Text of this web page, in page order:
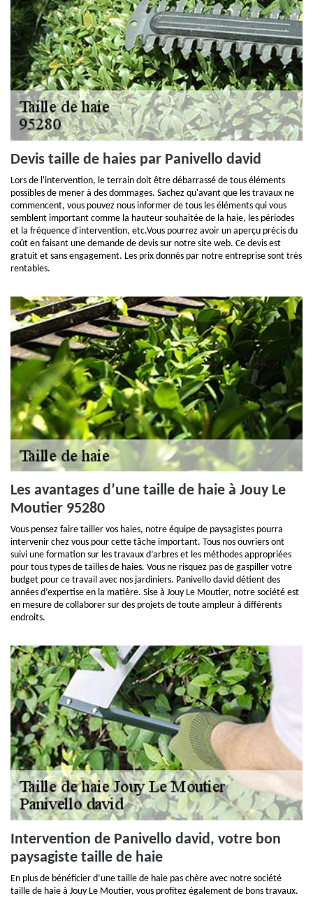
Devis taille de haies par Panivello david
Lors de l'intervention, le terrain doit être débarrassé de tous éléments
possibles de mener à des dommages. Sachez qu'avant que les travaux ne
commencent, vous pouvez nous informer de tous les éléments qui vous
semblent important comme la hauteur souhaitée de la haie, les périodes
et la fréquence d'intervention, etc.Vous pourrez avoir un aperçu précis du
coût en faisant une demande de devis sur notre site web. Ce devis est
gratuit et sans engagement. Les prix donnés par notre entreprise sont très
rentables.
Les avantages d’une taille de haie à Jouy Le
Moutier 95280
Vous pensez faire tailler vos haies, notre équipe de paysagistes pourra
intervenir chez vous pour cette tâche important. Tous nos ouvriers ont
suivi une formation sur les travaux d’arbres et les méthodes appropriées
pour tous types de tailles de haies. Vous ne risquez pas de gaspiller votre
budget pour ce travail avec nos jardiniers. Panivello david détient des
années d’expertise en la matière. Sise à Jouy Le Moutier, notre société est
en mesure de collaborer sur des projets de toute ampleur à différents
endroits.
Intervention de Panivello david, votre bon
paysagiste taille de haie
En plus de bénéficier d’une taille de haie pas chère avec notre société
taille de haie à Jouy Le Moutier, vous profitez également de bons travaux.